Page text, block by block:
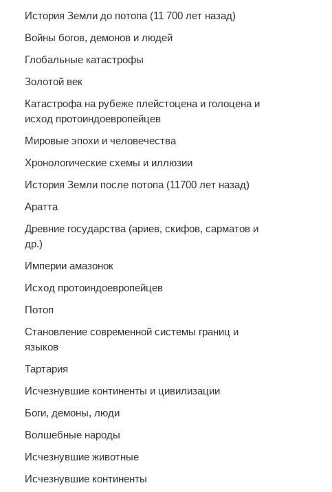
История Земли до потопа (11 700 лет назад)
Войны богов, демонов и людей
Глобальные катастрофы
Золотой век
Катастрофа на рубеже плейстоцена и голоцена и
исход протоиндоевропейцев
Мировые эпохи и человечества
Хронологические схемы и иллюзии
История Земли после потопа (11700 лет назад)
Аратта
Древние государства (ариев, скифов, сарматов и
др.)
Империи амазонок
Исход протоиндоевропейцев
Потоп
Становление современной системы границ и
языков
Тартария
Исчезнувшие континенты и цивилизации
Боги, демоны, люди
Волшебные народы
Исчезнувшие животные
Исчезнувшие континенты